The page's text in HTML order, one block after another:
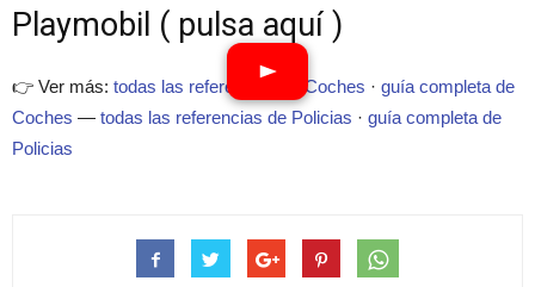
Playmobil ( pulsa aquí )
👉 Ver más: todas las referencias de Coches · guía completa de
Coches — todas las referencias de Policias · guía completa de
Policias